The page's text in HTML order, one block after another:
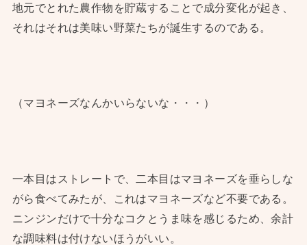
地元でとれた農作物を貯蔵することで成分変化が起き、
それはそれは美味い野菜たちが誕生するのである。
（マヨネーズなんかいらないな・・・）
一本目はストレートで、二本目はマヨネーズを垂らしな
がら食べてみたが、これはマヨネーズなど不要である。
ニンジンだけで十分なコクとうま味を感じるため、余計
な調味料は付けないほうがいい。